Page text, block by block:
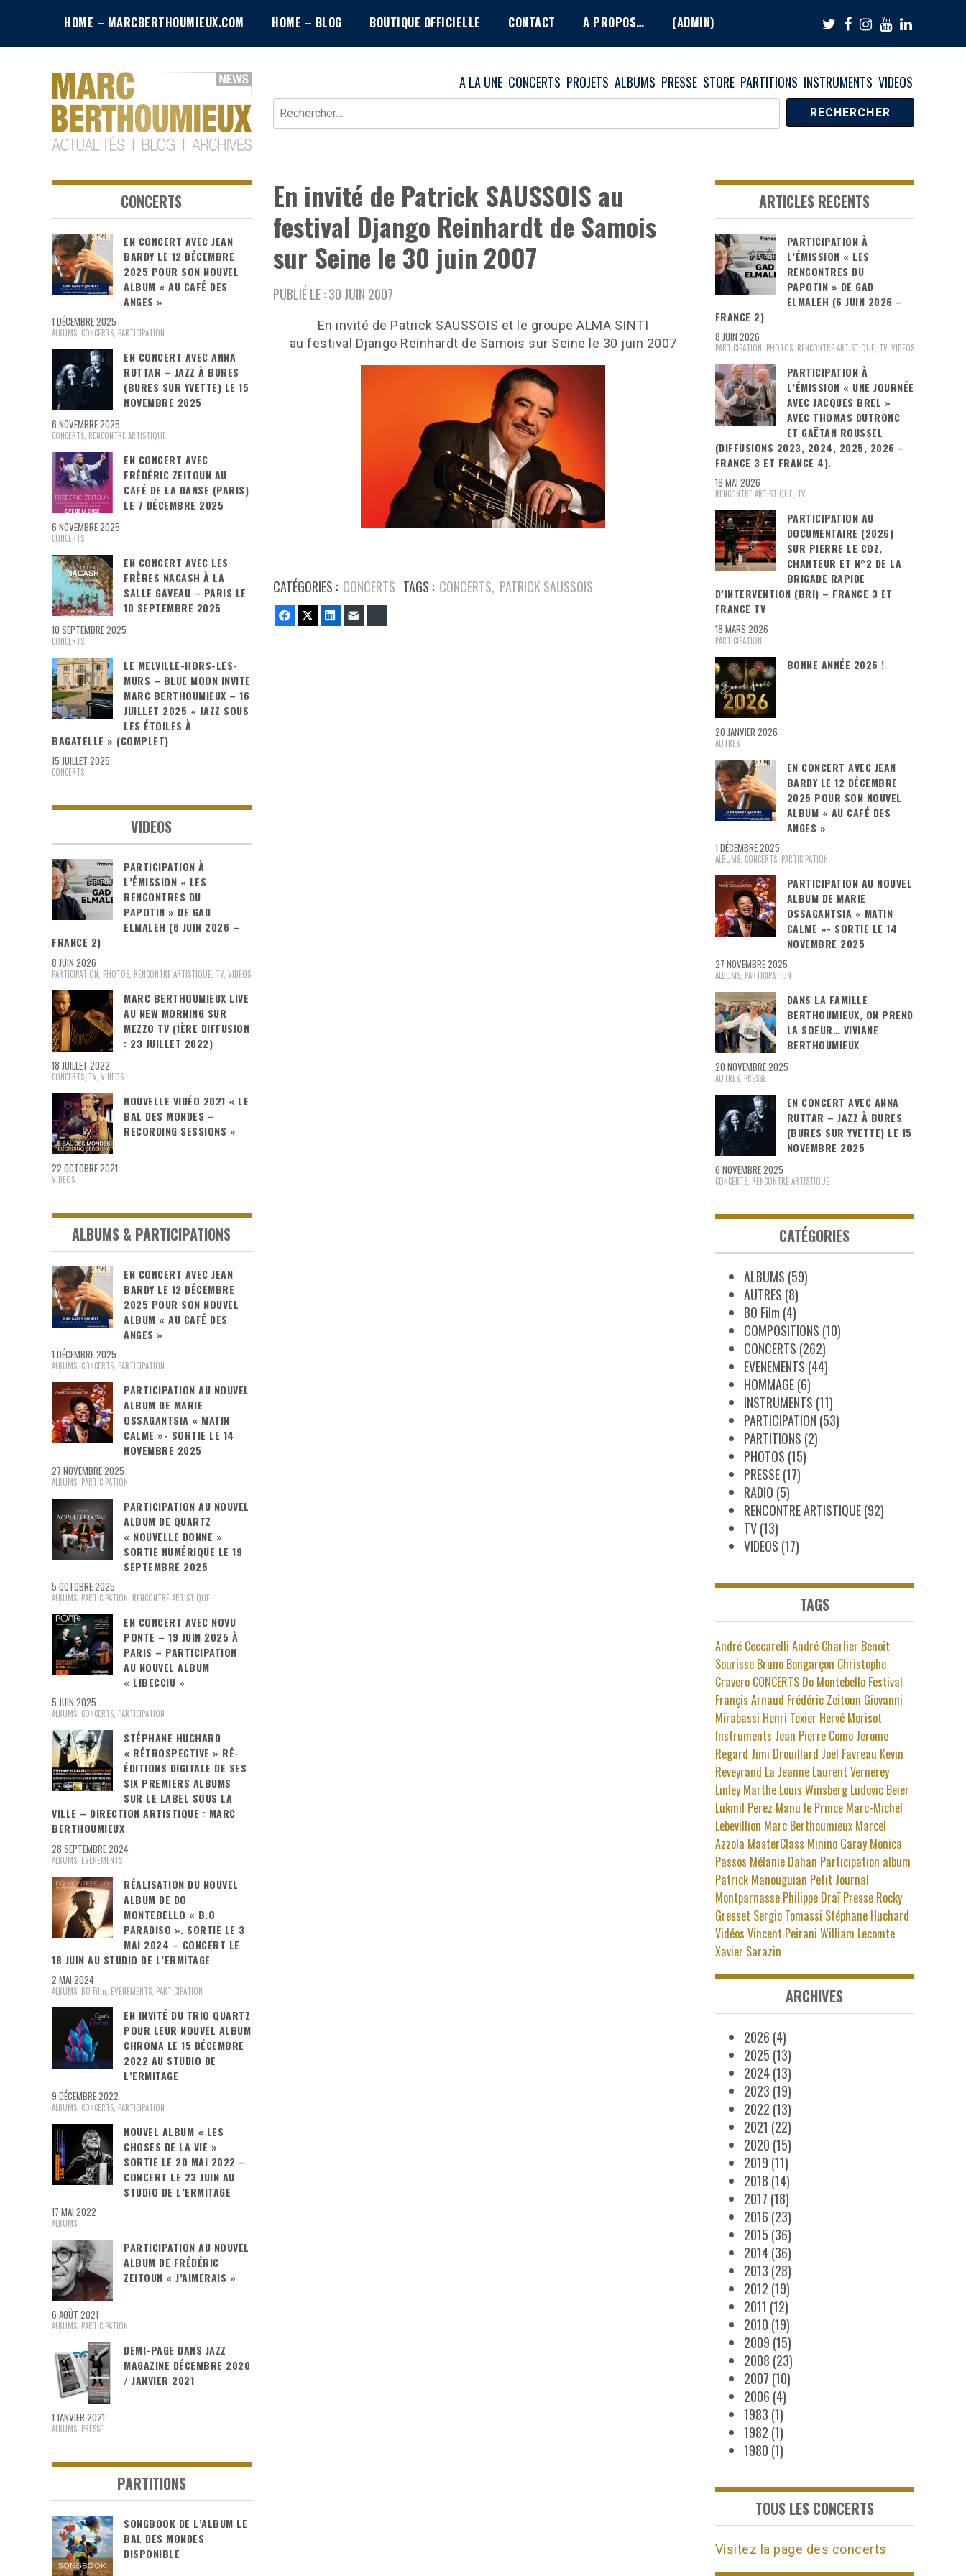
content
HOME – MARCBERTHOUMIEUX.COM HOME – BLOG BOUTIQUE OFFICIELLE CONTACT A PROPOS… (ADMIN)
A LA UNE CONCERTS PROJETS ALBUMS PRESSE STORE PARTITIONS INSTRUMENTS VIDEOS
Rechercher :
Blog Marc
Berthoumieux
En invité de Patrick SAUSSOIS au
festival Django Reinhardt de Samois
sur Seine le 30 juin 2007
PUBLIÉ LE : 30 JUIN 2007
En invité de Patrick SAUSSOIS et le groupe ALMA SINTI
au festival Django Reinhardt de Samois sur Seine le 30 juin 2007
CATÉGORIES : CONCERTS TAGS : CONCERTS PATRICK SAUSSOIS
FacebookTwitterLinkedIn
CONCERTS
EN CONCERT AVEC JEAN
BARDY LE 12 DÉCEMBRE
2025 POUR SON NOUVEL
ALBUM « AU CAFÉ DES
ANGES »
1 DÉCEMBRE 2025
ALBUMS CONCERTS PARTICIPATION
EN CONCERT AVEC ANNA
RUTTAR – JAZZ À BURES
(BURES SUR YVETTE) LE 15
NOVEMBRE 2025
6 NOVEMBRE 2025
CONCERTS RENCONTRE ARTISTIQUE
EN CONCERT AVEC
FRÉDÉRIC ZEITOUN AU
CAFÉ DE LA DANSE (PARIS)
LE 7 DÉCEMBRE 2025
6 NOVEMBRE 2025
CONCERTS
EN CONCERT AVEC LES
FRÈRES NACASH À LA
SALLE GAVEAU – PARIS LE
10 SEPTEMBRE 2025
10 SEPTEMBRE 2025
CONCERTS
LE MELVILLE-HORS-LES-
MURS – BLUE MOON INVITE
MARC BERTHOUMIEUX – 16
JUILLET 2025 « JAZZ SOUS
LES ÉTOILES À
BAGATELLE » (COMPLET)
15 JUILLET 2025
CONCERTS
VIDEOS
PARTICIPATION À
L’ÉMISSION « LES
RENCONTRES DU
PAPOTIN » DE GAD
ELMALEH (6 JUIN 2026 –
FRANCE 2)
8 JUIN 2026
PARTICIPATION PHOTOS RENCONTRE ARTISTIQUE TV VIDEOS
MARC BERTHOUMIEUX LIVE
AU NEW MORNING SUR
MEZZO TV (1ÈRE DIFFUSION
: 23 JUILLET 2022)
18 JUILLET 2022
CONCERTS TV VIDEOS
NOUVELLE VIDÉO 2021 « LE
BAL DES MONDES –
RECORDING SESSIONS »
22 OCTOBRE 2021
VIDEOS
ALBUMS & PARTICIPATIONS
EN CONCERT AVEC JEAN
BARDY LE 12 DÉCEMBRE
2025 POUR SON NOUVEL
ALBUM « AU CAFÉ DES
ANGES »
1 DÉCEMBRE 2025
ALBUMS, CONCERTS, PARTICIPATION
PARTICIPATION AU NOUVEL
ALBUM DE MARIE
OSSAGANTSIA « MATIN
CALME »- SORTIE LE 14
NOVEMBRE 2025
27 NOVEMBRE 2025
ALBUMS PARTICIPATION
PARTICIPATION AU NOUVEL
ALBUM DE QUARTZ
« NOUVELLE DONNE »
SORTIE NUMÉRIQUE LE 19
SEPTEMBRE 2025
5 OCTOBRE 2025
ALBUMS PARTICIPATION RENCONTRE ARTISTIQUE
EN CONCERT AVEC NOVU
PONTE – 19 JUIN 2025 À
PARIS – PARTICIPATION
AU NOUVEL ALBUM
« LIBECCIU »
5 JUIN 2025
ALBUMS, CONCERTS, PARTICIPATION
STÉPHANE HUCHARD
« RÉTROSPECTIVE » RÉ-
ÉDITIONS DIGITALE DE SES
SIX PREMIERS ALBUMS
SUR LE LABEL SOUS LA
VILLE – DIRECTION ARTISTIQUE : MARC
BERTHOUMIEUX
28 SEPTEMBRE 2024
ALBUMS EVENEMENTS
RÉALISATION DU NOUVEL
ALBUM DE DO
MONTEBELLO « B.O
PARADISO ». SORTIE LE 3
MAI 2024 – CONCERT LE
18 JUIN AU STUDIO DE L’ERMITAGE
2 MAI 2024
ALBUMS BO Film EVENEMENTS PARTICIPATION
EN INVITÉ DU TRIO QUARTZ
POUR LEUR NOUVEL ALBUM
CHROMA LE 15 DÉCEMBRE
2022 AU STUDIO DE
L’ERMITAGE
9 DÉCEMBRE 2022
ALBUMS CONCERTS PARTICIPATION
NOUVEL ALBUM « LES
CHOSES DE LA VIE »
SORTIE LE 20 MAI 2022 –
CONCERT LE 23 JUIN AU
STUDIO DE L’ERMITAGE
17 MAI 2022
ALBUMS
PARTICIPATION AU NOUVEL
ALBUM DE FRÉDÉRIC
ZEITOUN « J’AIMERAIS »
6 AOÛT 2021
ALBUMS PARTICIPATION
DEMI-PAGE DANS JAZZ
MAGAZINE DÉCEMBRE 2020
/ JANVIER 2021
1 JANVIER 2021
ALBUMS PRESSE
PARTITIONS
SONGBOOK DE L’ALBUM LE
BAL DES MONDES
DISPONIBLE
ARTICLES RECENTS
PARTICIPATION À
L’ÉMISSION « LES
RENCONTRES DU
PAPOTIN » DE GAD
ELMALEH (6 JUIN 2026 –
FRANCE 2)
8 JUIN 2026
PARTICIPATION PHOTOS, RENCONTRE ARTISTIQUE TV, VIDEOS
PARTICIPATION À
L’ÉMISSION « UNE JOURNÉE
AVEC JACQUES BREL »
AVEC THOMAS DUTRONC
ET GAËTAN ROUSSEL
(DIFFUSIONS 2023, 2024, 2025, 2026 –
FRANCE 3 ET FRANCE 4).
19 MAI 2026
RENCONTRE ARTISTIQUE, TV
PARTICIPATION AU
DOCUMENTAIRE (2026)
SUR PIERRE LE COZ,
CHANTEUR ET N°2 DE LA
BRIGADE RAPIDE
D’INTERVENTION (BRI) – FRANCE 3 ET
FRANCE TV
18 MARS 2026
PARTICIPATION
BONNE ANNÉE 2026 !
20 JANVIER 2026
AUTRES
EN CONCERT AVEC JEAN
BARDY LE 12 DÉCEMBRE
2025 POUR SON NOUVEL
ALBUM « AU CAFÉ DES
ANGES »
1 DÉCEMBRE 2025
ALBUMS, CONCERTS, PARTICIPATION
PARTICIPATION AU NOUVEL
ALBUM DE MARIE
OSSAGANTSIA « MATIN
CALME »- SORTIE LE 14
NOVEMBRE 2025
27 NOVEMBRE 2025
ALBUMS, PARTICIPATION
DANS LA FAMILLE
BERTHOUMIEUX, ON PREND
LA SOEUR… VIVIANE
BERTHOUMIEUX
20 NOVEMBRE 2025
AUTRES, PRESSE
EN CONCERT AVEC ANNA
RUTTAR – JAZZ À BURES
(BURES SUR YVETTE) LE 15
NOVEMBRE 2025
6 NOVEMBRE 2025
CONCERTS, RENCONTRE ARTISTIQUE
CATÉGORIES
ALBUMS (59)
AUTRES (8)
BO Film (4)
COMPOSITIONS (10)
CONCERTS (262)
EVENEMENTS (44)
HOMMAGE(6)
INSTRUMENTS (11)
PARTICIPATION (53)
PARTITIONS (2)
PHOTOS (15)
PRESSE(17)
RADIO (5)
RENCONTRE ARTISTIQUE(92)
TV(13)
VIDEOS (17)
TAGS
André Ceccarelli André Charlier Benoît
Sourisse Bruno Bongarçon Christophe
Cravero CONCERTS Do Montebello Festival
Françis Arnaud Frédéric Zeitoun Giovanni
Mirabassi Henri Texier Hervé Morisot
Instruments Jean Pierre Como Jerome
Regard Jimi Drouillard Joël Favreau Kevin
Reveyrand La Jeanne Laurent Vernerey
Linley Marthe Louis Winsberg Ludovic Beier
Lukmil Perez Manu le Prince Marc-Michel
Lebevillion Marc Berthoumieux Marcel
Azzola MasterClass Minino Garay Monica
Passos Mélanie Dahan Participation album
Patrick Manouguian Petit Journal
Montparnasse Philippe Draï Presse Rocky
Gresset Sergio Tomassi Stéphane Huchard
Vidéos Vincent Peirani William Lecomte
Xavier Sarazin
ARCHIVES
2026 (4)
2025 (13)
2024(13)
2023 (19)
2022 (13)
2021 (22)
2020 (15)
2019 (11)
2018 (14)
2017 (18)
2016 (23)
2015 (36)
2014(36)
2013 (28)
2012 (19)
2011 (12)
2010 (19)
2009 (15)
2008 (23)
2007 (10)
2006 (4)
1983 (1)
1982 (1)
1980 (1)
TOUS LES CONCERTS
Visitez la page des concerts